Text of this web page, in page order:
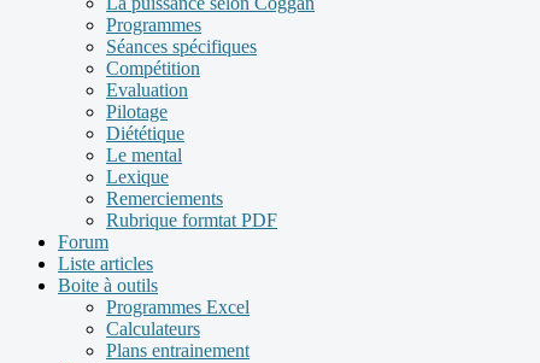
Programmes
Séances spécifiques
Compétition
Evaluation
Pilotage
Diététique
Le mental
Lexique
Remerciements
Rubrique formtat PDF
Forum
Liste articles
Boite à outils
Programmes Excel
Calculateurs
Plans entrainement